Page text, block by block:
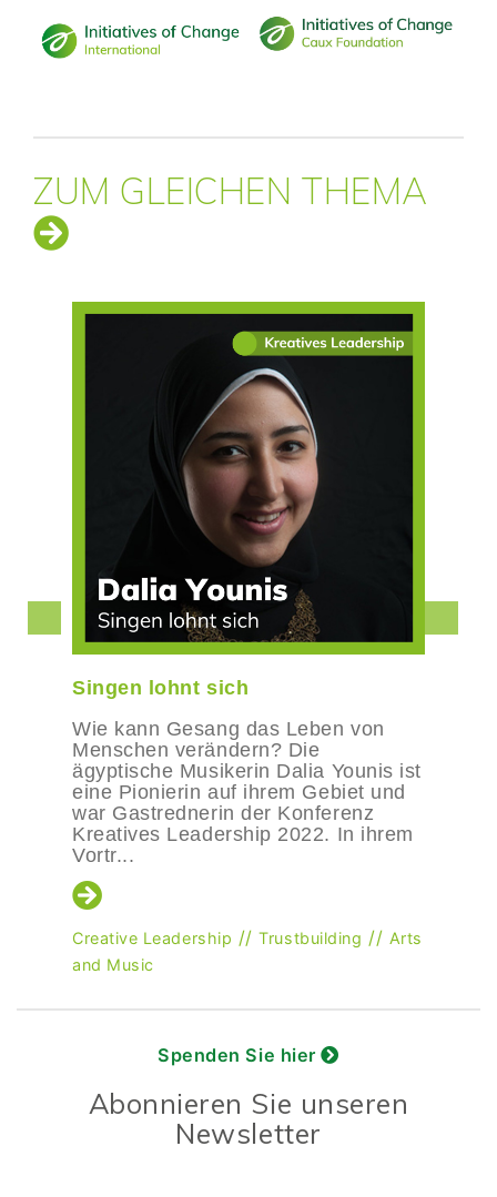
ZUM GLEICHEN THEMA
Singen lohnt sich
Wie kann Gesang das Leben von
Menschen verändern? Die
ägyptische Musikerin Dalia Younis ist
eine Pionierin auf ihrem Gebiet und
war Gastrednerin der Konferenz
Kreatives Leadership 2022. In ihrem
Vortr...
Creative Leadership //Trustbuilding // Arts
and Music
Spenden Sie hier
Abonnieren Sie unseren
Newsletter